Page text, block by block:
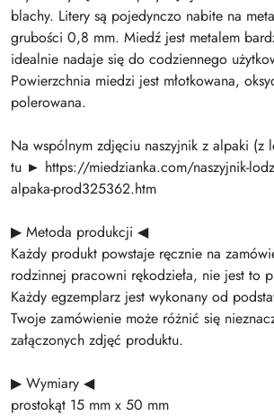
blachy. Litery są pojedynczo nabite na
grubości 0,8 mm. Miedź jest metalem
idealnie nadaje się do codziennego
Powierzchnia miedzi jest młotkowana,
polerowana.
Na wspólnym zdjęciu naszyjnik z alpaki (z
tu ► https://miedzianka.com/naszyjnik-
alpaka-prod325362.htm
▶ Metoda produkcji ◀
Każdy produkt powstaje ręcznie na
rodzinnej pracowni rękodzieła, nie jest to
Każdy egzemplarz jest wykonany od
Twoje zamówienie może różnić się
załączonych zdjęć produktu.
▶ Wymiary ◀
prostokąt 15 mm x 50 mm